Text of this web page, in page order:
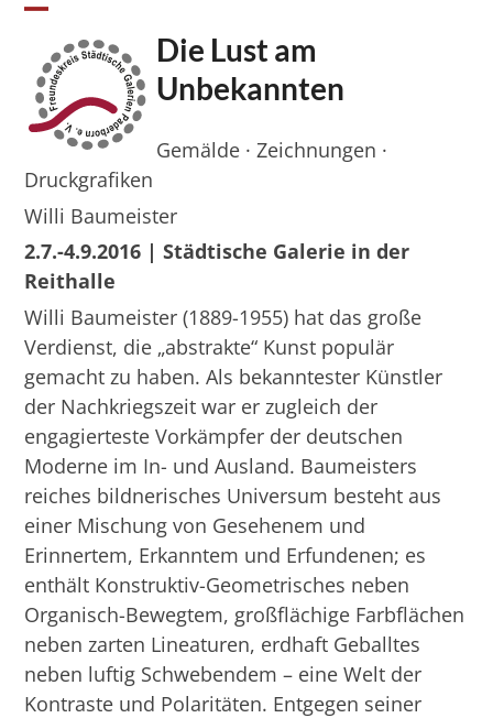
Skip
content
Open
mobile
menu
Close
mobile
menu
Die Lust am
Unbekannten
Gemälde · Zeichnungen ·
Druckgrafiken
Willi Baumeister
2.7.-4.9.2016 | Städtische Galerie in der
Reithalle
Willi Baumeister (1889-1955) hat das große
Verdienst, die „abstrakte“ Kunst populär
gemacht zu haben. Als bekanntester Künstler
der Nachkriegszeit war er zugleich der
engagierteste Vorkämpfer der deutschen
Moderne im In- und Ausland. Baumeisters
reiches bildnerisches Universum besteht aus
einer Mischung von Gesehenem und
Erinnertem, Erkanntem und Erfundenen; es
enthält Konstruktiv-Geometrisches neben
Organisch-Bewegtem, großflächige Farbflächen
neben zarten Lineaturen, erdhaft Geballtes
neben luftig Schwebendem – eine Welt der
Kontraste und Polaritäten. Entgegen seiner